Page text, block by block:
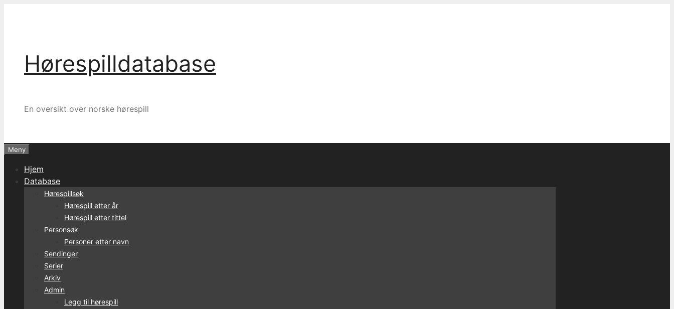
Hørespilldatabase
En oversikt over norske hørespill
Meny
Hjem
Database
Hørespillsøk
Hørespill etter år
Hørespill etter tittel
Personsøk
Personer etter navn
Sendinger
Serier
Arkiv
Admin
Legg til hørespill